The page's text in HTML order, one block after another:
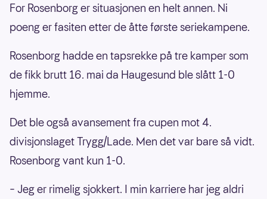
For Rosenborg er situasjonen en helt annen. Ni
poeng er fasiten etter de åtte første seriekampene.
Rosenborg hadde en tapsrekke på tre kamper som
de fikk brutt 16. mai da Haugesund ble slått 1-0
hjemme.
Det ble også avansement fra cupen mot 4.
divisjonslaget Trygg/Lade. Men det var bare så vidt.
Rosenborg vant kun 1-0.
– Jeg er rimelig sjokkert. I min karriere har jeg aldri